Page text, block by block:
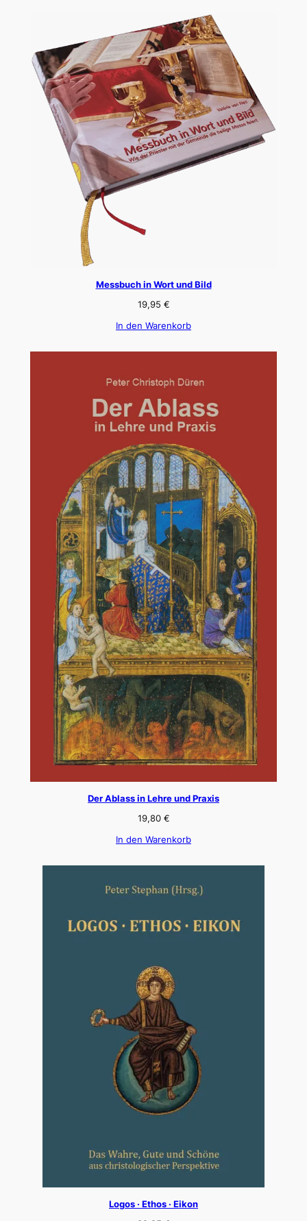
Messbuch in Wort und Bild
19,95 €
In den Warenkorb
Der Ablass in Lehre und Praxis
19,80 €
In den Warenkorb
Logos · Ethos · Eikon